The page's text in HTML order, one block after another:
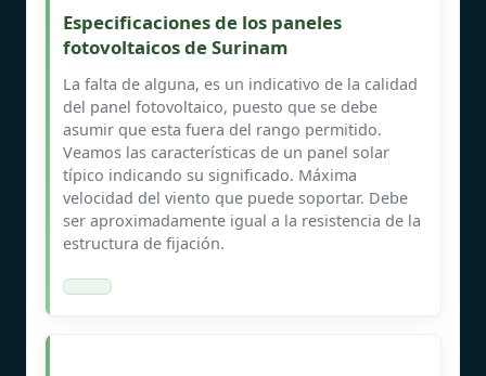
Especificaciones de los paneles
fotovoltaicos de Surinam
La falta de alguna, es un indicativo de la calidad
del panel fotovoltaico, puesto que se debe
asumir que esta fuera del rango permitido.
Veamos las características de un panel solar
típico indicando su significado. Máxima
velocidad del viento que puede soportar. Debe
ser aproximadamente igual a la resistencia de la
estructura de fijación.